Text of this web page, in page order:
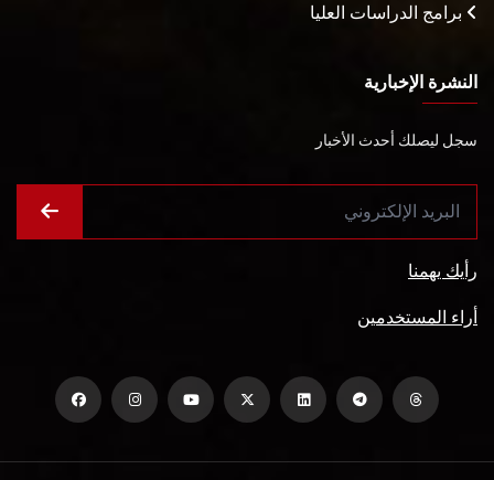
برامج الدراسات العليا
النشرة الإخبارية
سجل ليصلك أحدث الأخبار
رأيك يهمنا
أراء المستخدمين